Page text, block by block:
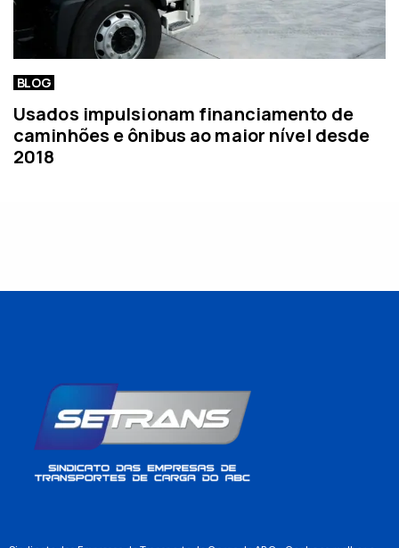
BLOG
Usados impulsionam financiamento de
caminhões e ônibus ao maior nível desde
2018